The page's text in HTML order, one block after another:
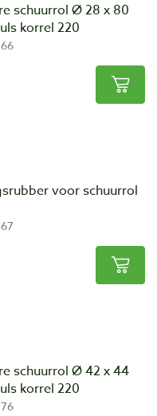
schuurrol Ø 28 x 80
korrel 220
voor schuurrol
schuurrol Ø 42 x 44
korrel 220